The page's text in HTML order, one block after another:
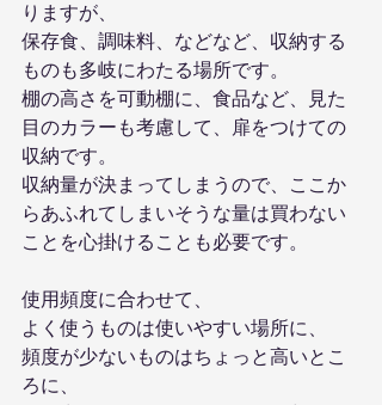
りますが、
保存食、調味料、などなど、収納する
ものも多岐にわたる場所です。
棚の高さを可動棚に、食品など、見た
目のカラーも考慮して、扉をつけての
収納です。
収納量が決まってしまうので、ここか
らあふれてしまいそうな量は買わない
ことを心掛けることも必要です。
使用頻度に合わせて、
よく使うものは使いやすい場所に、
頻度が少ないものはちょっと高いとこ
ろに、